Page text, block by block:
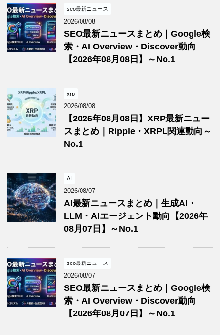
seo最新ニュース
2026/08/08
SEO最新ニュースまとめ｜Google検
索・AI Overview・Discover動向
【2026年08月08日】～No.1
xrp
2026/08/08
【2026年08月08日】XRP最新ニュー
スまとめ｜Ripple・XRPL関連動向～
No.1
AI
2026/08/07
AI最新ニュースまとめ｜生成AI・
LLM・AIエージェント動向【2026年
08月07日】～No.1
seo最新ニュース
2026/08/07
SEO最新ニュースまとめ｜Google検
索・AI Overview・Discover動向
【2026年08月07日】～No.1